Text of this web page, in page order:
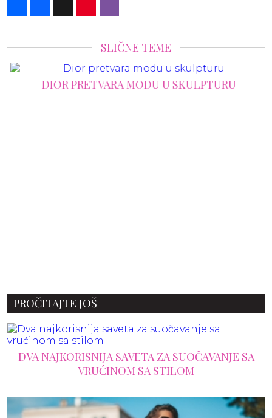
SLIČNE TEME
DIOR PRETVARA MODU U SKULPTURU
PROČITAJTE JOŠ
DVA NAJKORISNIJA SAVETA ZA SUOČAVANJE SA
VRUĆINOM SA STILOM